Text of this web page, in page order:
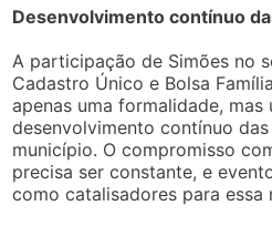
Desenvolvimento contínuo
A participação de Simões no
Cadastro Único e Bolsa
apenas uma formalidade,
desenvolvimento contínuo
município. O compromisso
precisa ser constante, e
como catalisadores para essa